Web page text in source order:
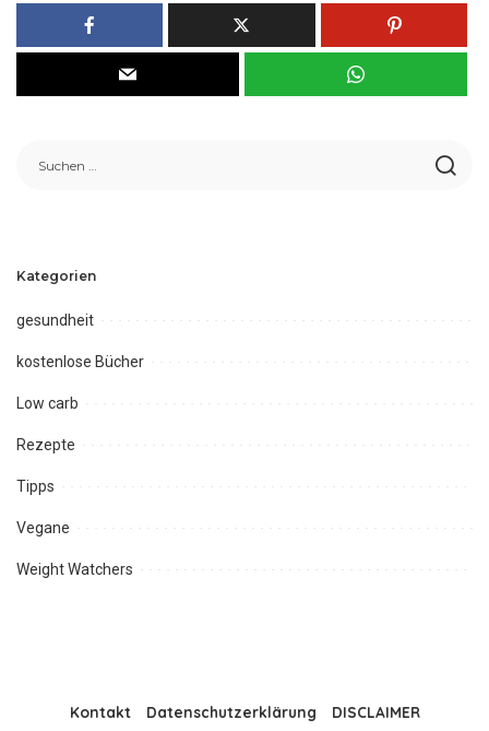
Kategorien
gesundheit
kostenlose Bücher
Low carb
Rezepte
Tipps
Vegane
Weight Watchers
Kontakt Datenschutzerklärung DISCLAIMER